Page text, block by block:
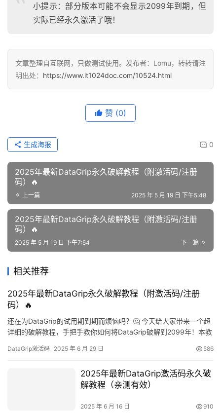
小提示：部分版本可能不会显示2099年到期，但
实际已经永久激活了哦！
文章整理自互联网，只做测试使用。发布者：Lomu，转转请注
明出处： https://www.it1024doc.com/10524.html
赞 (0)
0
生成海报
2025年最新DataGrip永久破解教程（附激活码/注册
码）🔥
上一篇 2025 年 5 月 19 日 下午5:48
2025年最新DataGrip永久破解教程（附激活码/注册
码）🔥
下一篇
2025 年 5 月 19 日 下午7:54
相关推荐
2025年最新DataGrip永久破解教程（附激活码/注册
码）🔥
还在为DataGrip的试用期到期而烦恼吗？🤔 今天给大家带来一个超
详细的破解教程，手把手教你如何将DataGrip破解到2099年！本教
紧收藏起来吧！✨ 破解效果预览 先来看看破解成功后的效果，有效
DataGrip激活码 2025 年 6 月 29 日 586
2025年最新DataGrip激活码永久破
解教程（亲测有效）
2025 年 6 月 16 日 910